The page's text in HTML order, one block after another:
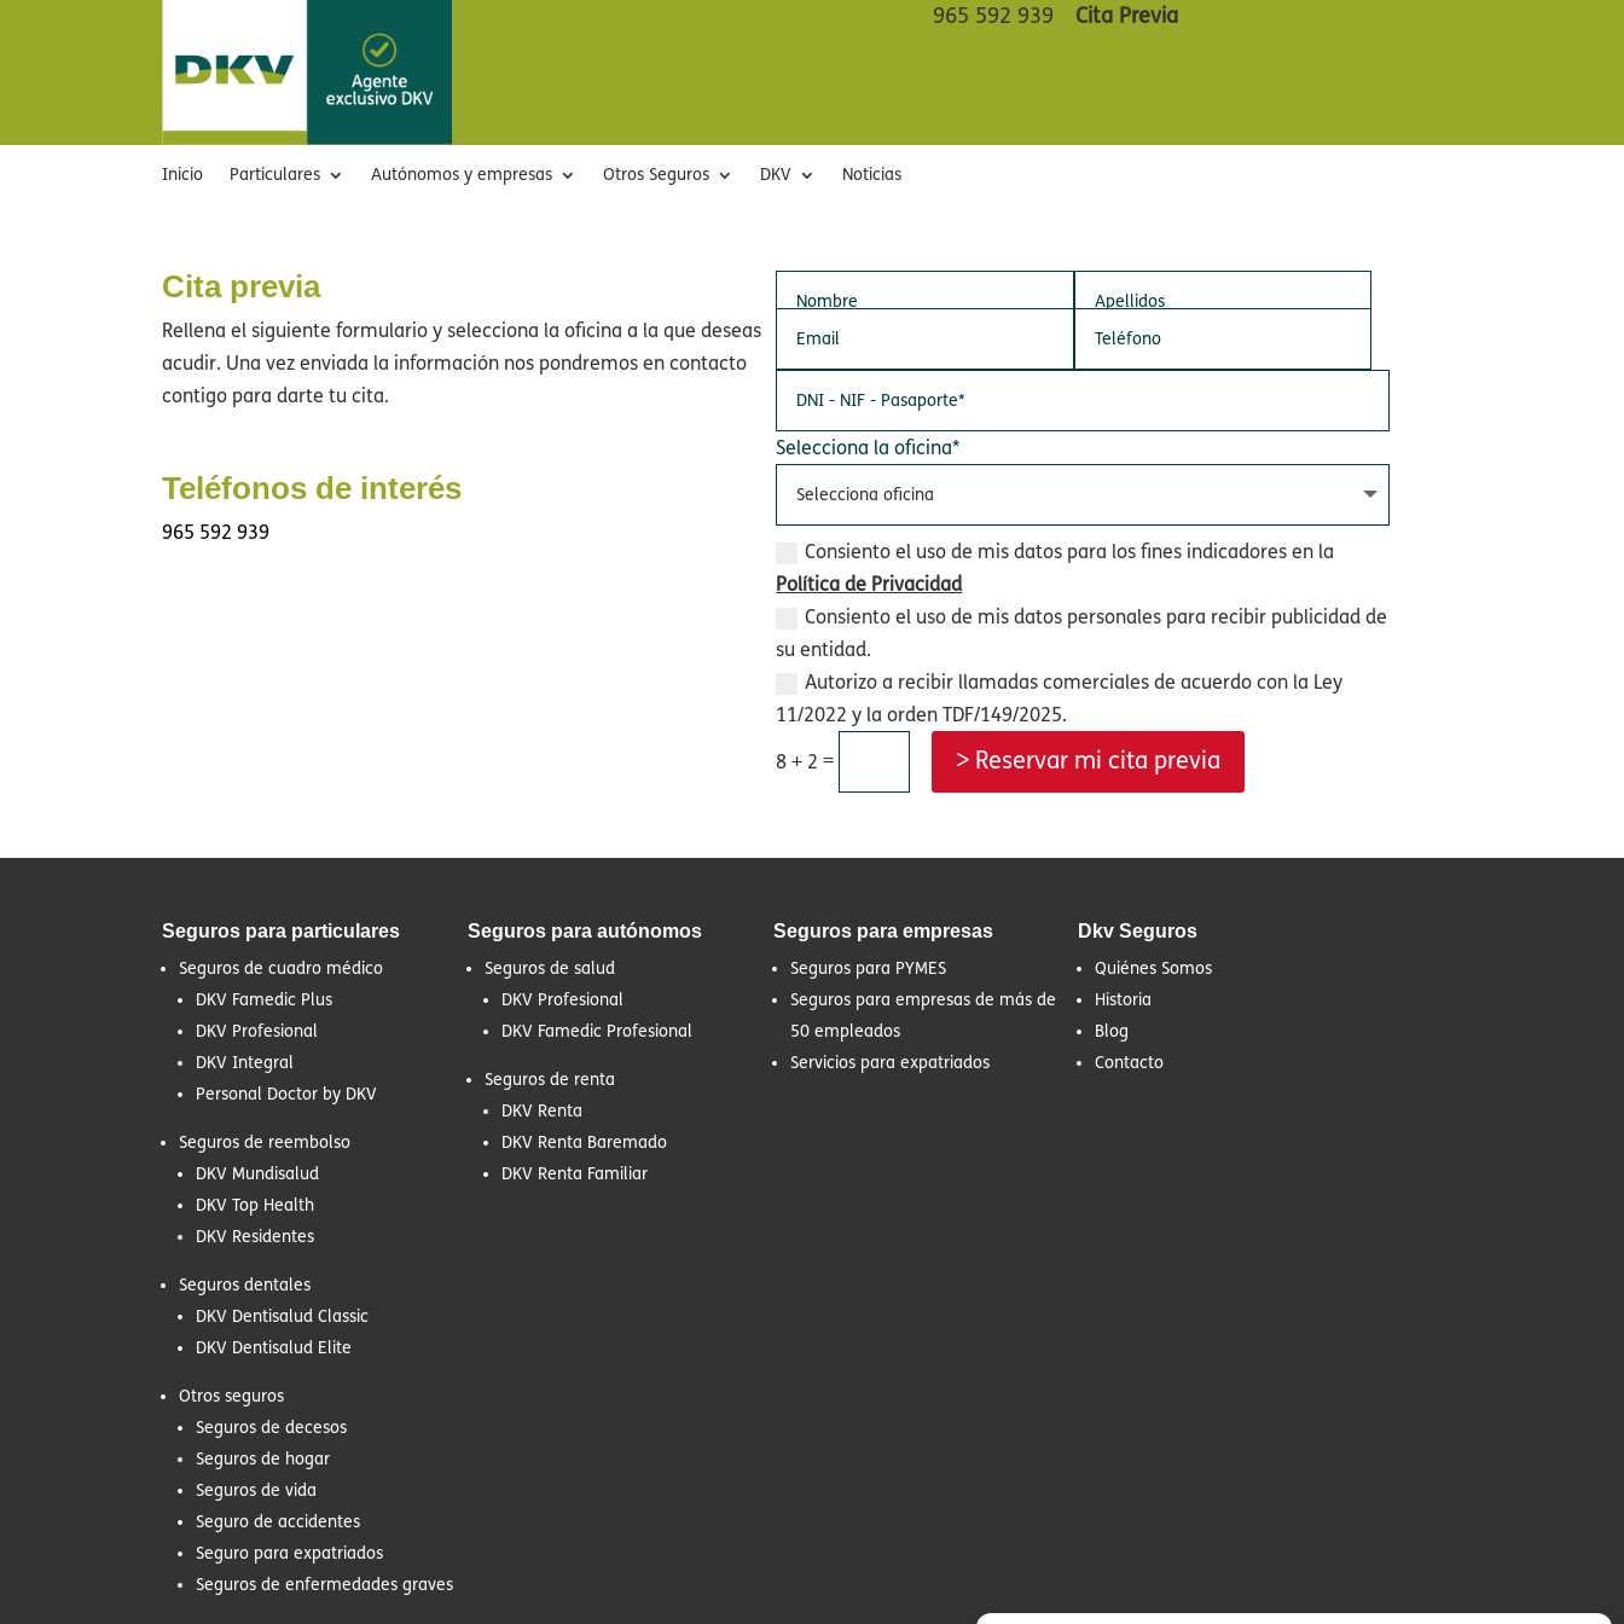
965 592 939 Cita Previa
Inicio Particulares Autónomos y empresas Otros Seguros DKV Noticias
Cita previa
Rellena el siguiente formulario y selecciona la oficina a la que deseas
acudir. Una vez enviada la información nos pondremos en contacto
contigo para darte tu cita.
Teléfonos de interés
965 592 939
Selecciona la oficina*
Consiento el uso de mis datos para los fines indicadores en la
Política de Privacidad
Consiento el uso de mis datos personales para recibir publicidad de
su entidad.
Autorizo a recibir llamadas comerciales de acuerdo con la Ley
11/2022 y la orden TDF/149/2025.
8 + 2 = > Reservar mi cita previa
Seguros para particulares
Seguros de cuadro médico
DKV Famedic Plus
DKV Profesional
DKV Integral
Personal Doctor by DKV
Seguros de reembolso
DKV Mundisalud
DKV Top Health
DKV Residentes
Seguros dentales
DKV Dentisalud Classic
DKV Dentisalud Elite
Otros seguros
Seguros de decesos
Seguros de hogar
Seguros de vida
Seguro de accidentes
Seguro para expatriados
Seguros de enfermedades graves
Seguros para autónomos
Seguros de salud
DKV Profesional
DKV Famedic Profesional
Seguros de renta
DKV Renta
DKV Renta Baremado
DKV Renta Familiar
Seguros para empresas
Seguros para PYMES
Seguros para empresas de más de
50 empleados
Servicios para expatriados
Dkv Seguros
Quiénes Somos
Historia
Blog
Contacto